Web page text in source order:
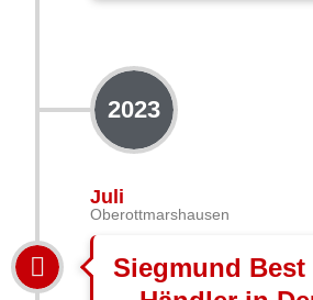
2023
Juli
Oberottmarshausen
Siegmund Best